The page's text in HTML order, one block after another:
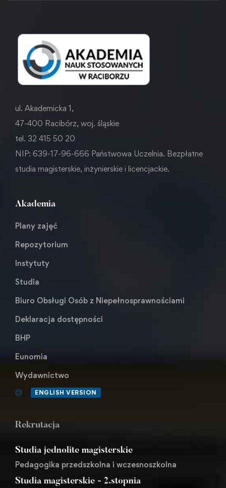
ul. Akademicka 1,
47-400 Racibórz, woj. śląskie
tel. 32 415 50 20
NIP: 639-17-96-666 Państwowa Uczelnia. Bezpłatne
studia magisterskie, inżynierskie i licencjackie.
Akademia
Plany zajęć
Repozytorium
Instytuty
Studia
Biuro Obsługi Osób z Niepełnosprawnościami
Deklaracja dostępności
BHP
Eunomia
Wydawnictwo
ENGLISH VERSION
Rekrutacja
Studia jednolite magisterskie
Pedagogika przedszkolna i wczesnoszkolna
Studia magisterskie - 2.stopnia